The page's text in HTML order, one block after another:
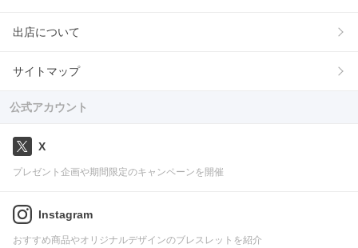
出店について
サイトマップ
公式アカウント
X
プレゼント企画や期間限定のキャンペーンを開催
Instagram
おすすめ商品やオリジナルデザインのブレスレットを紹介